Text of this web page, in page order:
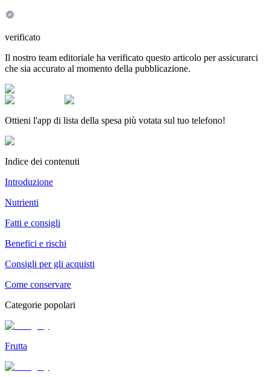
verificato
Il nostro team editoriale ha verificato questo articolo per assicurarci
che sia accurato al momento della pubblicazione.
Ottieni l'app di lista della spesa più votata sul tuo telefono!
Indice dei contenuti
Introduzione
Nutrienti
Fatti e consigli
Benefici e rischi
Consigli per gli acquisti
Come conservare
Categorie popolari
Frutta